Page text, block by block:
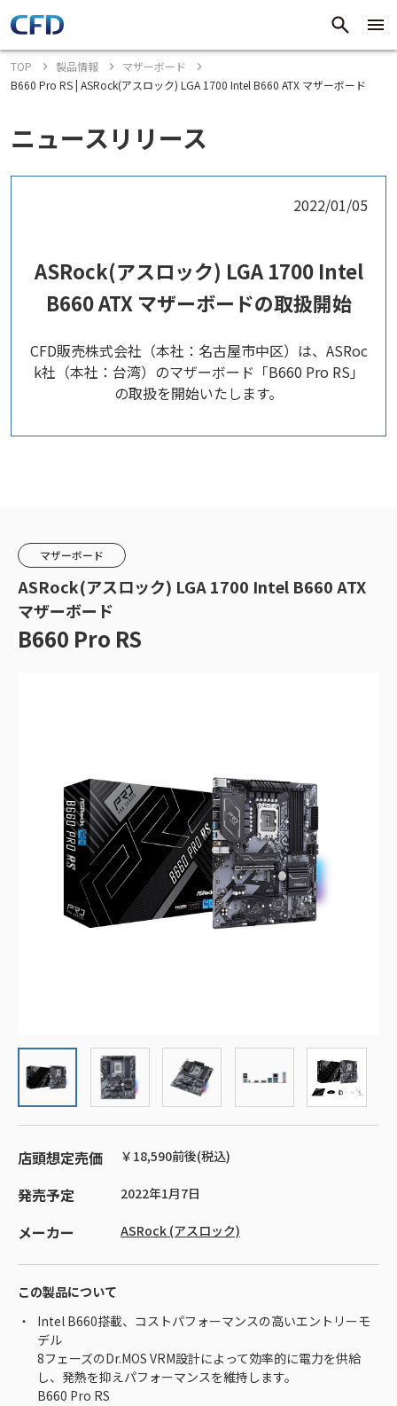
TOP 製品情報
マザーボード
B660 Pro RS | ASRock(アスロック) LGA 1700 Intel B660 ATX マザーボード
ニュースリリース
2022/01/05
ASRock(アスロック) LGA 1700 Intel
B660 ATX マザーボードの取扱開始
CFD販売株式会社（本社：名古屋市中区）は、ASRoc
k社（本社：台湾）のマザーボード「B660 Pro RS」
の取扱を開始いたします。
マザーボード
ASRock(アスロック) LGA 1700 Intel B660 ATX
マザーボード
B660 Pro RS
店頭想定売価 ￥18,590前後(税込)
発売予定 2022年1月7日
メーカー ASRock (アスロック)
この製品について
Intel B660搭載、コストパフォーマンスの高いエントリーモ
デル
8フェーズのDr.MOS VRM設計によって効率的に電力を供給
し、発熱を抑えパフォーマンスを維持します。
B660 Pro RS